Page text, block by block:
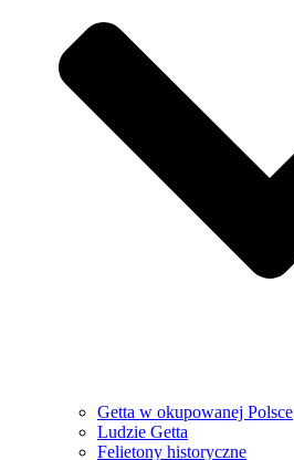
Getta w okupowanej Polsce
Ludzie Getta
Felietony historyczne